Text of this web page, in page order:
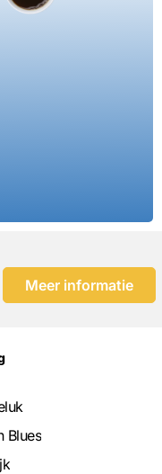
Meer informatie
Blues